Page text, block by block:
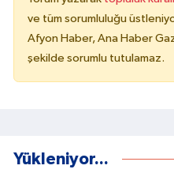
ve tüm sorumluluğu
Afyon Haber, Ana Haber
şekilde sorumlu tutulamaz.
Yükleniyor...